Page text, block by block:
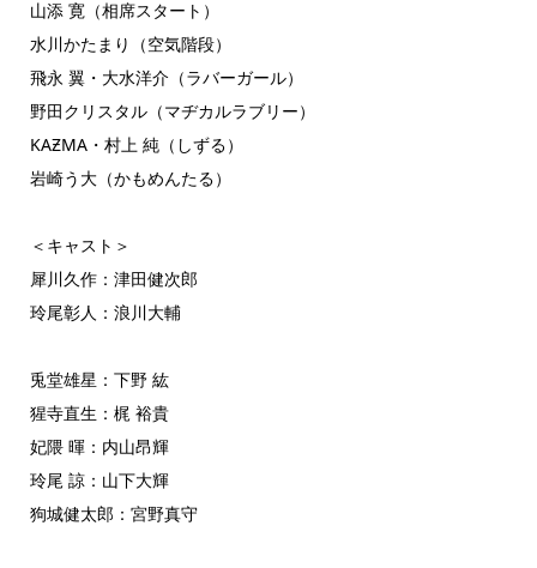
山添 寛（相席スタート）
水川かたまり（空気階段）
飛永 翼・大水洋介（ラバーガール）
野田クリスタル（マヂカルラブリー）
KAƵMA・村上 純（しずる）
岩崎う大（かもめんたる）
＜キャスト＞
犀川久作：津田健次郎
玲尾彰人：浪川大輔
兎堂雄星：下野 紘
猩寺直生：梶 裕貴
妃隈 暉：内山昂輝
玲尾 諒：山下大輝
狗城健太郎：宮野真守